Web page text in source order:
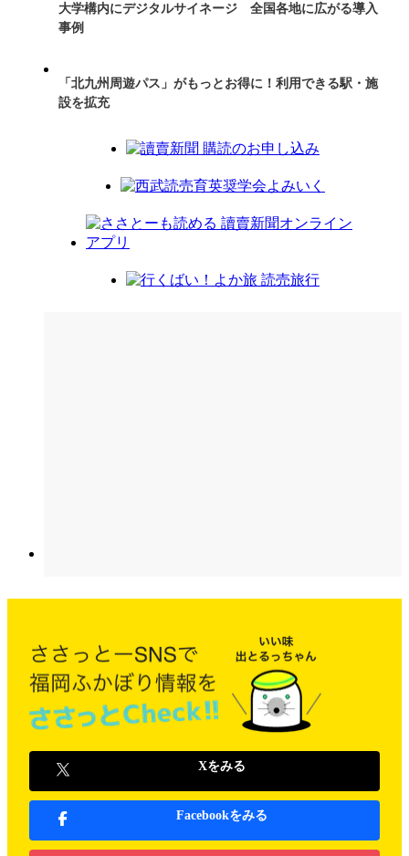
大学構内にデジタルサイネージ 全国各地に広がる導入
事例
「北九州周遊パス」がもっとお得に！利用できる駅・施
設を拡充
Xをみる
Facebookをみる